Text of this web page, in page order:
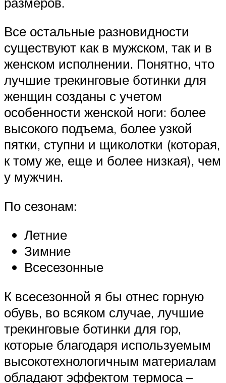
Все остальные разновидности
существуют как в мужском, так и в
женском исполнении. Понятно, что
лучшие трекинговые ботинки для
женщин созданы с учетом
особенности женской ноги: более
высокого подъема, более узкой
пятки, ступни и щиколотки (которая,
к тому же, еще и более низкая), чем
у мужчин.
По сезонам:
Летние
Зимние
Всесезонные
К всесезонной я бы отнес горную
обувь, во всяком случае, лучшие
трекинговые ботинки для гор,
которые благодаря используемым
высокотехнологичным материалам
обладают эффектом термоса –